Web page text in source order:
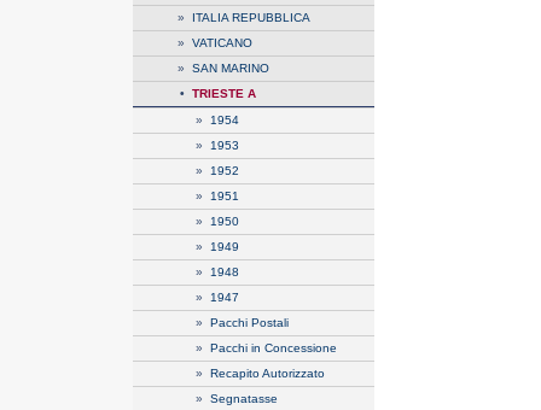
» ITALIA REPUBBLICA
» VATICANO
» SAN MARINO
•
TRIESTE A
» 1954
» 1953
» 1952
» 1951
» 1950
» 1949
» 1948
» 1947
» Pacchi Postali
» Pacchi in Concessione
» Recapito Autorizzato
» Segnatasse